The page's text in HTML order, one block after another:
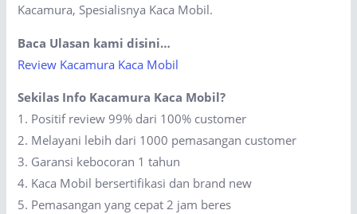
Kacamura, Spesialisnya Kaca Mobil.
Baca Ulasan kami disini…
Review Kacamura Kaca Mobil
Sekilas Info Kacamura Kaca Mobil?
1. Positif review 99% dari 100% customer
2. Melayani lebih dari 1000 pemasangan customer
3. Garansi kebocoran 1 tahun
4. Kaca Mobil bersertifikasi dan brand new
5. Pemasangan yang cepat 2 jam beres